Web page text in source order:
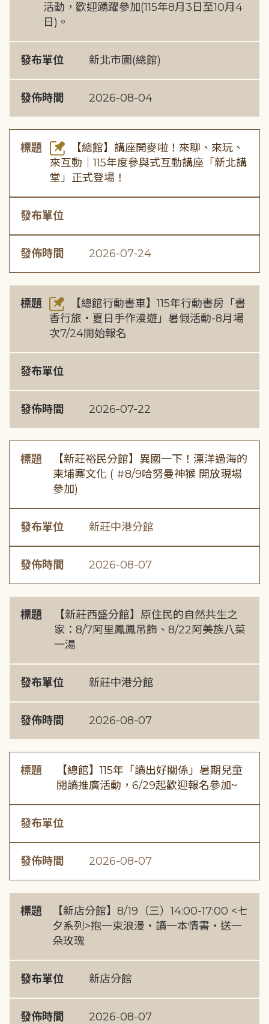
活動，歡迎踴躍參加(115年8月3日至10月4
日)。
發布單位 新北市圖(總館)
發佈時間 2026-08-04
標題
【總館】講座開麥啦！來聊、來玩、
來互動｜115年度參與式互動講座「新北講
堂」正式登場！
發布單位
發佈時間 2026-07-24
標題
【總館行動書車】115年行動書房「書
香行旅・夏日手作漫遊」暑假活動-8月場
次7/24開始報名
發布單位
發佈時間 2026-07-22
標題
【新莊裕民分館】異國一下！漂洋過海的
柬埔寨文化 ( #8/9哈努曼神猴 開放現場
參加)
發布單位 新莊中港分館
發佈時間 2026-08-07
標題
【新莊西盛分館】原住民的自然共生之
家：8/7阿里鳳鳳吊飾、8/22阿美族八菜
一湯
發布單位 新莊中港分館
發佈時間 2026-08-07
標題
【總館】115年「讀出好關係」暑期兒童
閱讀推廣活動，6/29起歡迎報名參加~
發布單位
發佈時間 2026-08-07
標題
【新店分館】8/19（三）14:00-17:00 <七
夕系列>抱一束浪漫・讀一本情書・送一
朵玫瑰
發布單位 新店分館
發佈時間 2026-08-07